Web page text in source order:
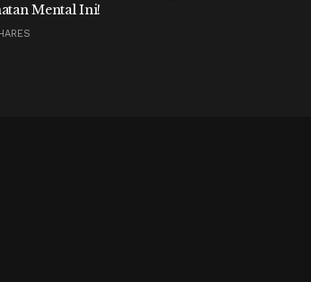
Mental Ini!